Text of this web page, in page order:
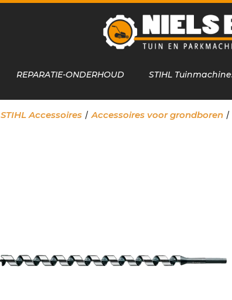
REPARATIE-ONDERHOUD STIHL
STIHL Accessoires / Accessoires voor grondboren /